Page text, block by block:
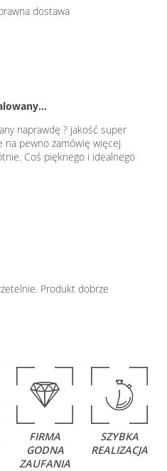
dostawa
naprawdę ? jakość super
na pewno zamówię więcej
Coś pięknego i idealnego
Produkt dobrze
FIRMA
GODNA
ZAUFANIA
SZYBKA
REALIZACJA